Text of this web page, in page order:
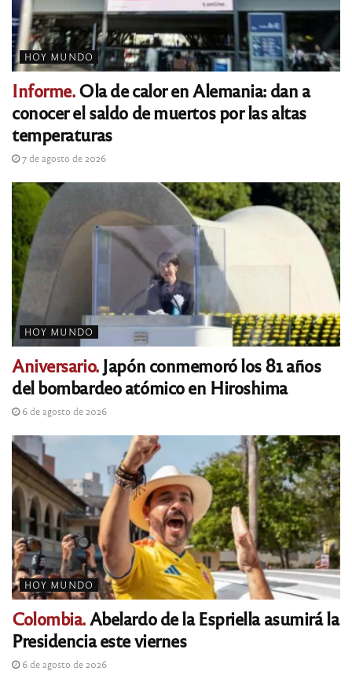
HOY MUNDO
Informe.Ola de calor en Alemania: dan a
conocer el saldo de muertos por las altas
temperaturas
7 de agosto de 2026
HOY MUNDO
Aniversario.Japón conmemoró los 81 años
del bombardeo atómico en Hiroshima
6 de agosto de 2026
HOY MUNDO
Colombia.Abelardo de la Espriella asumirá la
Presidencia este viernes
6 de agosto de 2026